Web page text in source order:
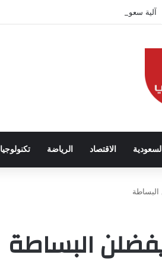
آلية سعودية تربط الحضور باجتياز الدورات
السعودية الاقتصاد الرياضة تكنولوجيا